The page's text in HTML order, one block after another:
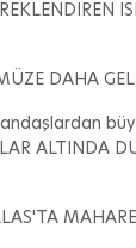
DAHA
ALTINDA